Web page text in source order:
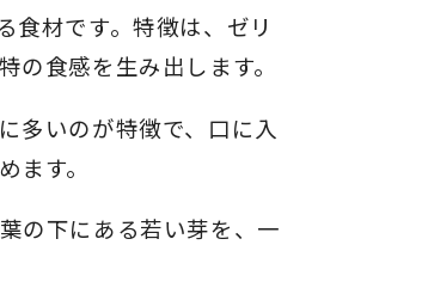
食材です。特徴は、ゼリ
食感を生み出します。
多いのが特徴で、口に入
す。
の下にある若い芽を、一